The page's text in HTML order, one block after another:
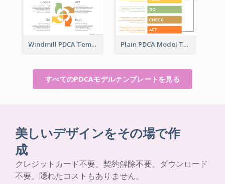
Windmill PDCA Template Plain PDCA Model Template
すべてのPDCAモデルテンプレートを見る
美しいデザインをその場で作
成
クレジットカード不要。契約解除不要。ダウンロード
不要。隠れたコストもありません。